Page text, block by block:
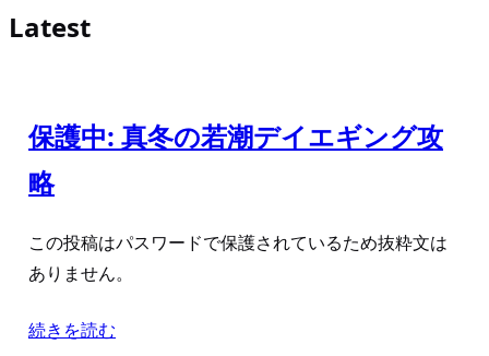
Latest
保護中: 真冬の若潮デイエギング攻
略
この投稿はパスワードで保護されているため抜粋文は
ありません。
続きを読む